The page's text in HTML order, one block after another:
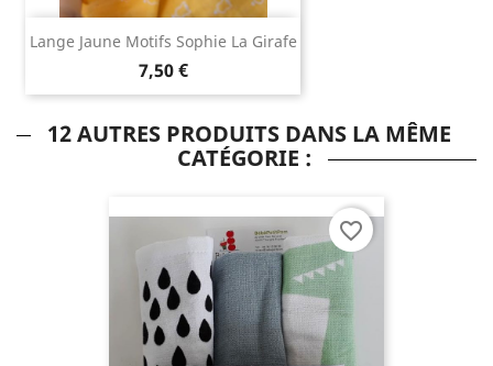
Lange Jaune Motifs Sophie La Girafe
7,50 €
12 AUTRES PRODUITS DANS LA MÊME
CATÉGORIE :
favorite_border